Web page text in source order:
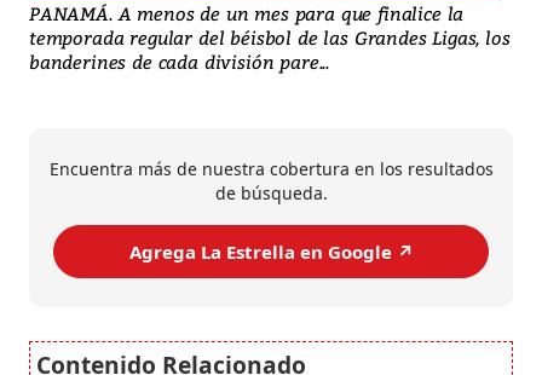
PANAMÁ. A menos de un mes para que finalice la
temporada regular del béisbol de las Grandes Ligas, los
banderines de cada división pare...
Encuentra más de nuestra cobertura en los resultados
de búsqueda.
Agrega La Estrella en Google ↗️